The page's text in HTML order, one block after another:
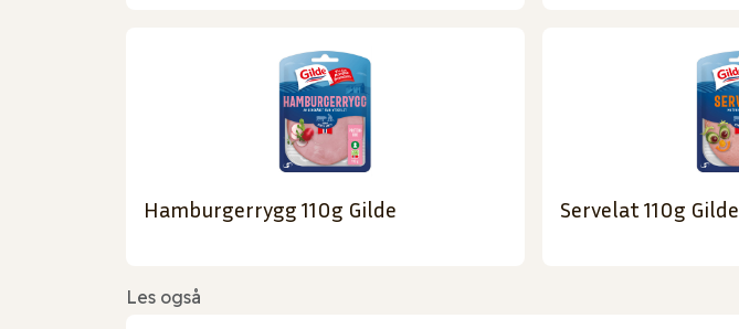
Hamburgerrygg 110g Gilde Servelat 110g Gilde
Les også